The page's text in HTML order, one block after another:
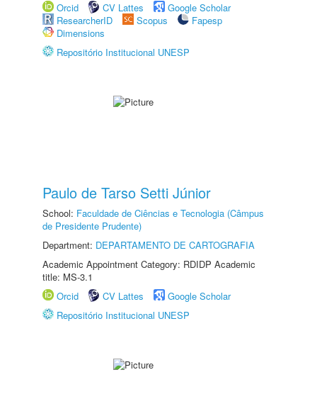
Orcid
CV Lattes
Google Scholar
ResearcherID
Scopus
Fapesp
Dimensions
Repositório Institucional UNESP
Paulo de Tarso Setti Júnior
School: Faculdade de Ciências e Tecnologia (Câmpus
de Presidente Prudente)
Department: DEPARTAMENTO DE CARTOGRAFIA
Academic Appointment Category: RDIDP Academic
title: MS-3.1
Orcid
CV Lattes
Google Scholar
Repositório Institucional UNESP